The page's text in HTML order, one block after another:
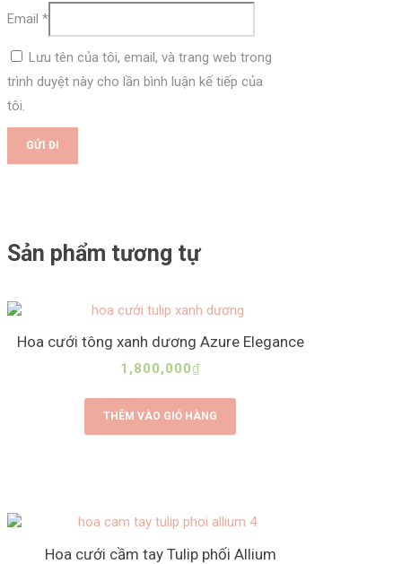
Email *
Lưu tên của tôi, email, và trang web trong
trình duyệt này cho lần bình luận kế tiếp của
tôi.
Sản phẩm tương tự
Hoa cưới tông xanh dương Azure Elegance
1,800,000₫
THÊM VÀO GIỎ HÀNG
Hoa cưới cầm tay Tulip phối Allium